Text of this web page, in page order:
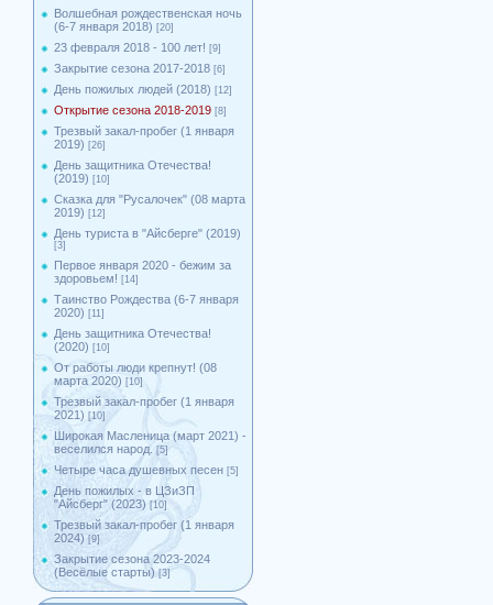
Волшебная рождественская ночь
(6-7 января 2018) [20]
23 февраля 2018 - 100 лет! [9]
Закрытие сезона 2017-2018 [6]
День пожилых людей (2018) [12]
Открытие сезона 2018-2019 [8]
Трезвый закал-пробег (1 января
2019) [26]
День защитника Отечества!
(2019) [10]
Сказка для "Русалочек" (08 марта
2019) [12]
День туриста в "Айсберге" (2019)
[3]
Первое января 2020 - бежим за
здоровьем! [14]
Таинство Рождества (6-7 января
2020) [11]
День защитника Отечества!
(2020) [10]
От работы люди крепнут! (08
марта 2020) [10]
Трезвый закал-пробег (1 января
2021) [10]
Широкая Масленица (март 2021) -
веселился народ.
[5]
Четыре часа душевных песен [5]
День пожилых - в ЦЗиЗП
"Айсберг" (2023) [10]
Трезвый закал-пробег (1 января
2024) [9]
Закрытие сезона 2023-2024
(Весёлые старты) [3]